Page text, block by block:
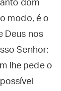
dom
modo, é o
Deus nos
Senhor:
lhe pede o